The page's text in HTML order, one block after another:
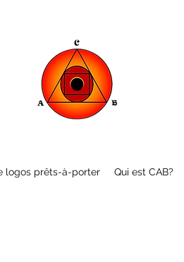
logos prêts-à-porter Qui est CAB?